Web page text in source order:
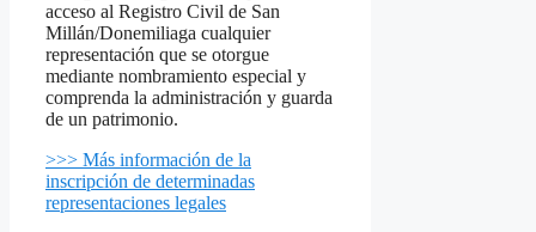
acceso al Registro Civil de San
Millán/Donemiliaga cualquier
representación que se otorgue
mediante nombramiento especial y
comprenda la administración y guarda
de un patrimonio.
>>> Más información de la
inscripción de determinadas
representaciones legales